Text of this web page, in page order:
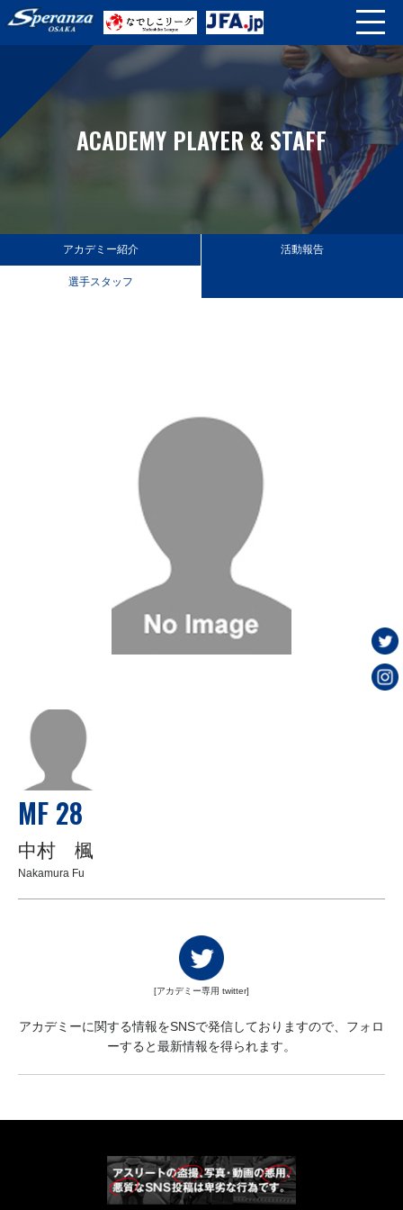
ACADEMY PLAYER & STAFF
アカデミー紹介 活動報告
選手スタッフ
MF 28
中村 楓
Nakamura Fu
[アカデミー専用 twitter]
アカデミーに関する情報をSNSで発信しておりますので、フォロ
ーすると最新情報を得られます。